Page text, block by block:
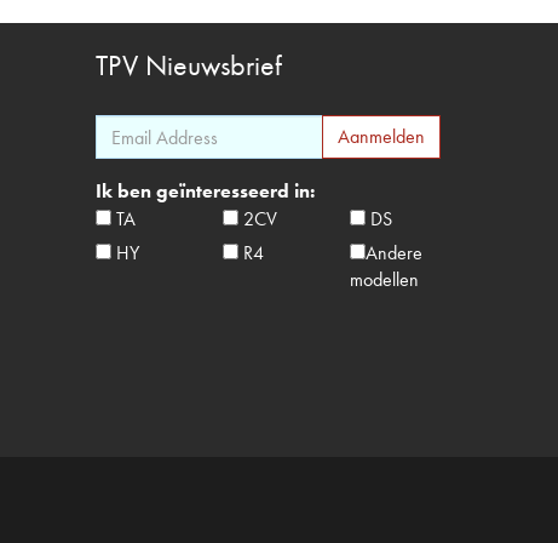
TPV Nieuwsbrief
Ik ben geïnteresseerd in:
TA
2CV
DS
HY
R4
Andere
modellen